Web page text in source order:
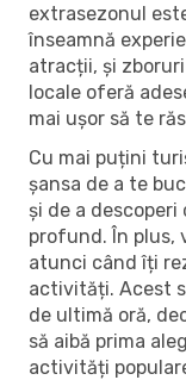
extrasezonul
înseamnă
atracții, și
locale oferă
mai ușor să te
Cu mai puțini
șansa de a te
și de a
profund. În plus,
atunci când îți
activități. Acest
de ultimă oră,
să aibă prima
activități